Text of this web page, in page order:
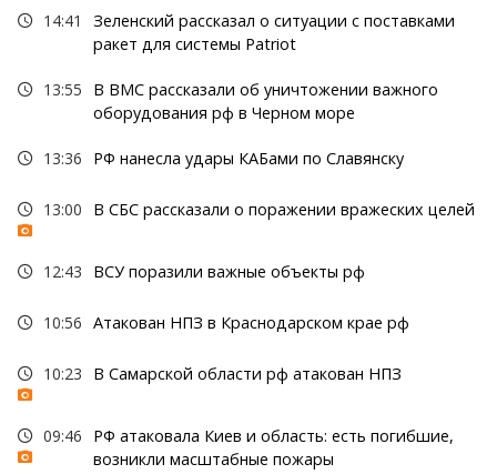
14:41
Зеленский рассказал о ситуации с поставками
ракет для системы Patriot
13:55
В ВМС рассказали об уничтожении важного
оборудования рф в Черном море
13:36 РФ нанесла удары КАБами по Славянску
13:00 В СБС рассказали о поражении вражеских целей
12:43 ВСУ поразили важные объекты рф
10:56 Атакован НПЗ в Краснодарском крае рф
10:23 В Самарской области рф атакован НПЗ
09:46
РФ атаковала Киев и область: есть погибшие,
возникли масштабные пожары